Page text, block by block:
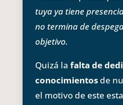
tuya ya tiene
no termina de
objetivo.
Quizá la falta de
conocimientosde
el motivo de este